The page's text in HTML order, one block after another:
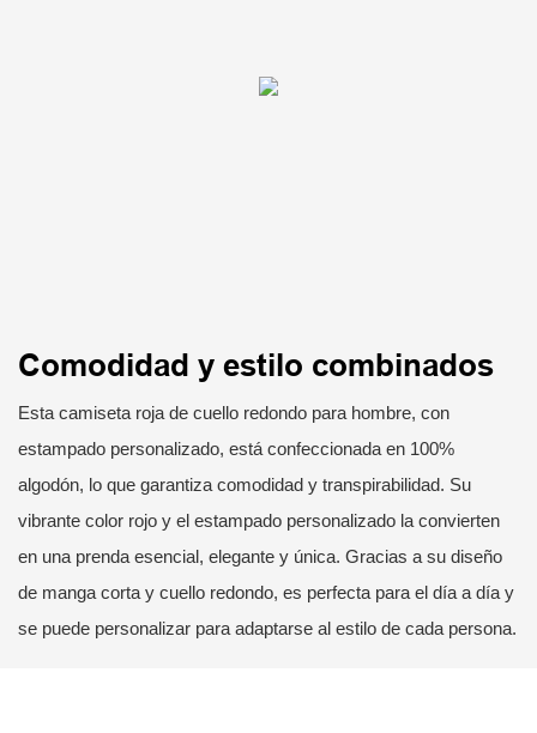
Comodidad y estilo combinados
Esta camiseta roja de cuello redondo para hombre, con
estampado personalizado, está confeccionada en 100%
algodón, lo que garantiza comodidad y transpirabilidad. Su
vibrante color rojo y el estampado personalizado la convierten
en una prenda esencial, elegante y única. Gracias a su diseño
de manga corta y cuello redondo, es perfecta para el día a día y
se puede personalizar para adaptarse al estilo de cada persona.